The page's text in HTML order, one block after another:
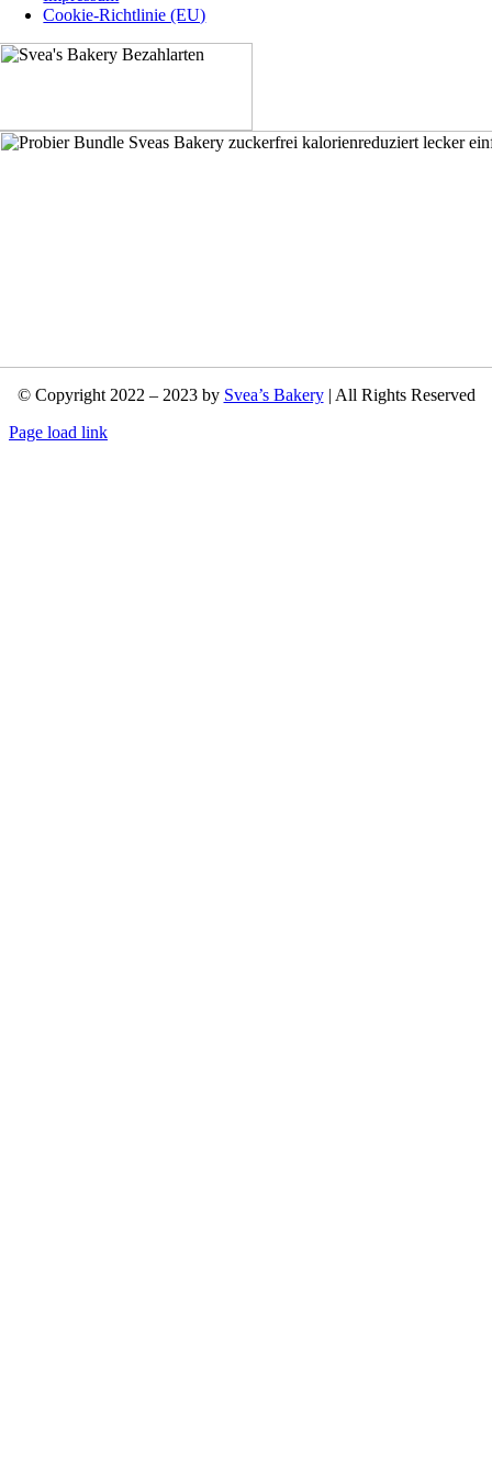
Cookie-Richtlinie (EU)
© Copyright 2022 – 2023 by Svea’s Bakery| All Rights Reserved
Page load link